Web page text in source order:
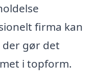
firma kan
der gør det
i topform.